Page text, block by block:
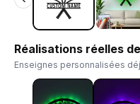
Réalisations réelles
Enseignes personnalisées